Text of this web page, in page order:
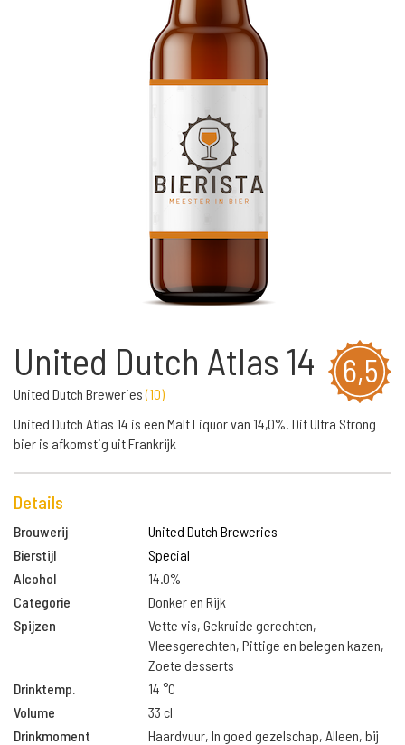
6,5
United Dutch Atlas 14
United Dutch Breweries(10)
United Dutch Atlas 14 is een Malt Liquor van 14,0%. Dit Ultra Strong
bier is afkomstig uit Frankrijk
Details
Brouwerij
United Dutch Breweries
Bierstijl
Special
Alcohol
14.0%
Categorie
Donker en Rijk
Spijzen
Vette vis, Gekruide gerechten,
Vleesgerechten, Pittige en belegen kazen,
Zoete desserts
Drinktemp.
14 °C
Volume
33 cl
Drinkmoment
Haardvuur, In goed gezelschap, Alleen, bij